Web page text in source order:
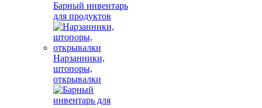
Барный инвентарь
для продуктов
Нарзанники,
штопоры,
открывалки